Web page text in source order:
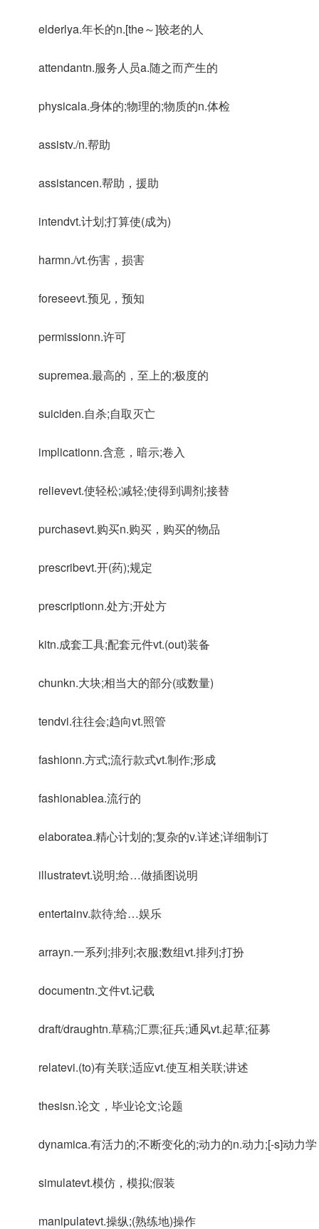
elderlya.年长的n.[the～]较老的人
attendantn.服务人员a.随之而产生的
physicala.身体的;物理的;物质的n.体检
assistv./n.帮助
assistancen.帮助，援助
intendvt.计划;打算使(成为)
harmn./vt.伤害，损害
foreseevt.预见，预知
permissionn.许可
supremea.最高的，至上的;极度的
suiciden.自杀;自取灭亡
implicationn.含意，暗示;卷入
relievevt.使轻松;减轻;使得到调剂;接替
purchasevt.购买n.购买，购买的物品
prescribevt.开(药);规定
prescriptionn.处方;开处方
kitn.成套工具;配套元件vt.(out)装备
chunkn.大块;相当大的部分(或数量)
tendvi.往往会;趋向vt.照管
fashionn.方式;流行款式vt.制作;形成
fashionablea.流行的
elaboratea.精心计划的;复杂的v.详述;详细制订
illustratevt.说明;给…做插图说明
entertainv.款待;给…娱乐
arrayn.一系列;排列;衣服;数组vt.排列;打扮
documentn.文件vt.记载
draft/draughtn.草稿;汇票;征兵;通风vt.起草;征募
relatevi.(to)有关联;适应vt.使互相关联;讲述
thesisn.论文，毕业论文;论题
dynamica.有活力的;不断变化的;动力的n.动力;[-s]动力学
simulatevt.模仿，模拟;假装
manipulatevt.操纵;(熟练地)操作